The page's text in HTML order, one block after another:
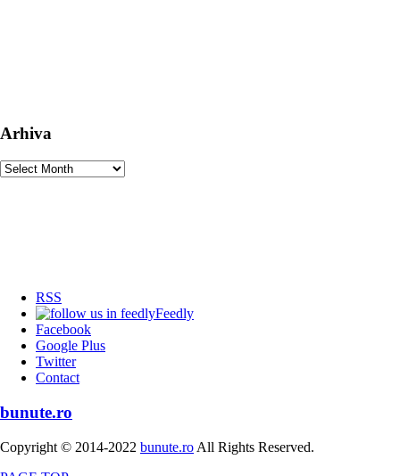
Arhiva
Arhiva
RSS
Feedly
Facebook
Google Plus
Twitter
Contact
bunute.ro
Copyright © 2014-2022 bunute.ro All Rights Reserved.